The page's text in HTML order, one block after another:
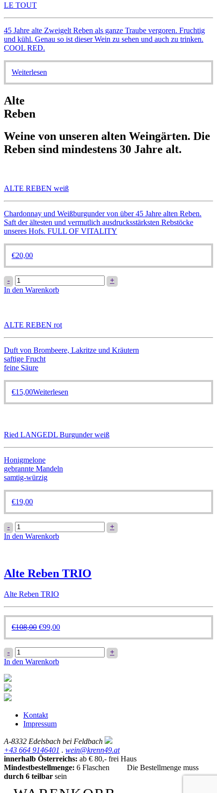
LE TOUT
45 Jahre alte Zweigelt Reben als ganze Traube vergoren. Fruchtig
und kühl. Genau so ist dieser Wein zu sehen und auch zu trinken.
COOL RED.
Weiterlesen
Alte
Reben
Weine von unseren alten Weingärten. Die
Reben sind mindestens 30 Jahre alt.
ALTE REBEN weiß
Chardonnay und Weißburgunder von über 45 Jahre alten Reben.
Saft der ältesten und vermutlich ausdrucksstärksten Rebstöcke
unseres Hofs. FULL OF VITALITY
€20,00
-
ALTE
REBEN
+
In den Warenkorb
ALTE REBEN rot
Duft von Brombeere, Lakritze und Kräutern
saftige Frucht
feine Säure
€15,00Weiterlesen
Ried LANGEDL Burgunder weiß
Honigmelone
gebrannte Mandeln
samtig-würzig
€19,00
-
Ried
LANGEDL
+
In den Warenkorb
Alte Reben TRIO
Alte Reben TRIO
€108,00 Ursprünglicher
€99,00Aktueller
-
Alte
Reben
+
In den Warenkorb
Kontakt
Impressum
A-8332 Edelsbach bei Feldbach
+43 664 9146401 . wein@krenn49.at
innerhalb Österreichs: ab € 80,- frei Haus
Mindestbestellmenge: 6 Flaschen Die Bestellmenge muss
durch 6 teilbar sein